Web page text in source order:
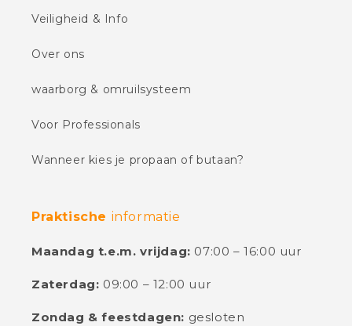
Veiligheid & Info
Over ons
waarborg & omruilsysteem
Voor Professionals
Wanneer kies je propaan of butaan?
Praktische informatie
Maandag t.e.m. vrijdag: 07:00 – 16:00 uur
Zaterdag: 09:00 – 12:00 uur
Zondag & feestdagen: gesloten